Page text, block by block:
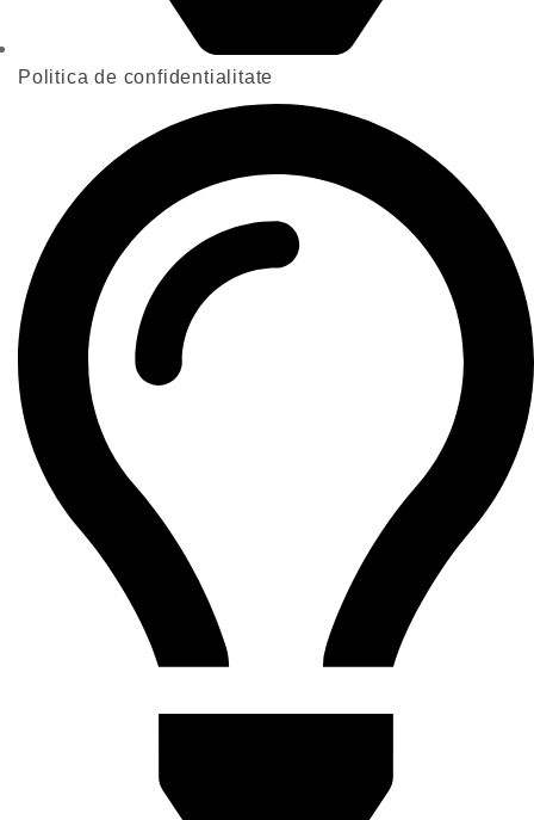
Politica de confidentialitate